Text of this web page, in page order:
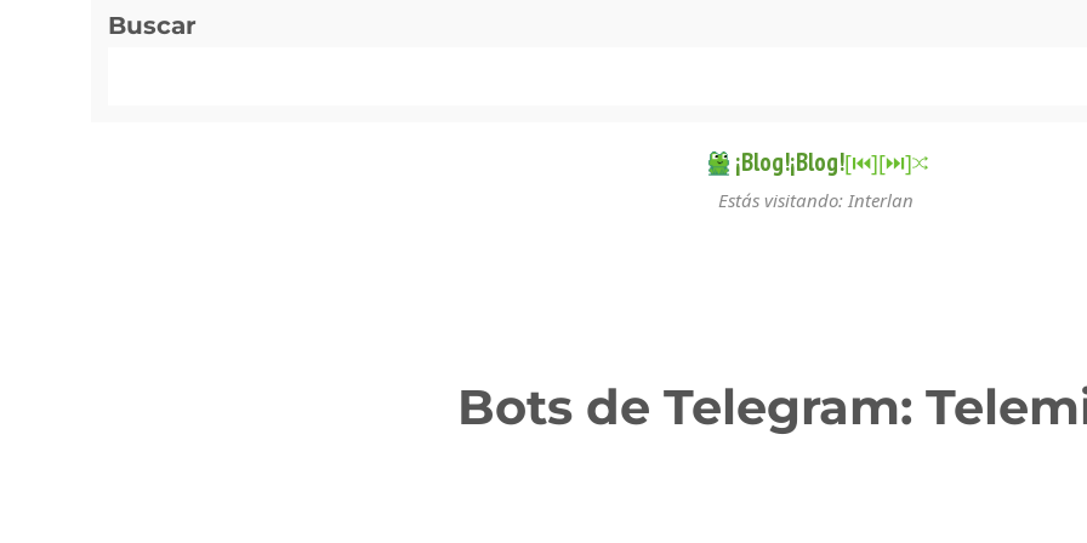
Buscar
¡Blog!¡Blog![⏮︎][⏭︎]
Estás visitando: Interlan
Bots de Telegram: